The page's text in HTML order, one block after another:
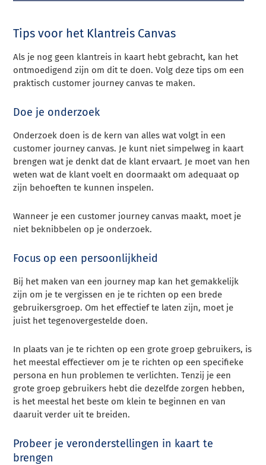
Tips voor het Klantreis Canvas
Als je nog geen klantreis in kaart hebt gebracht, kan het
ontmoedigend zijn om dit te doen. Volg deze tips om een
praktisch customer journey canvas te maken.
Doe je onderzoek
Onderzoek doen is de kern van alles wat volgt in een
customer journey canvas. Je kunt niet simpelweg in kaart
brengen wat je denkt dat de klant ervaart. Je moet van hen
weten wat de klant voelt en doormaakt om adequaat op
zijn behoeften te kunnen inspelen.
Wanneer je een customer journey canvas maakt, moet je
niet beknibbelen op je onderzoek.
Focus op een persoonlijkheid
Bij het maken van een journey map kan het gemakkelijk
zijn om je te vergissen en je te richten op een brede
gebruikersgroep. Om het effectief te laten zijn, moet je
juist het tegenovergestelde doen.
In plaats van je te richten op een grote groep gebruikers, is
het meestal effectiever om je te richten op een specifieke
persona en hun problemen te verlichten. Tenzij je een
grote groep gebruikers hebt die dezelfde zorgen hebben,
is het meestal het beste om klein te beginnen en van
daaruit verder uit te breiden.
Probeer je veronderstellingen in kaart te
brengen